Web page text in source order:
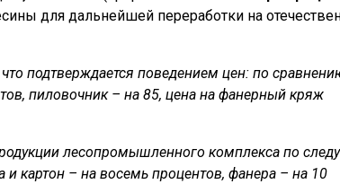
для дальнейшей переработки на
подтверждается поведением цен: по
пиловочник – на 85, цена на фанерный кряж
лесопромышленного комплекса по
картон – на восемь процентов, фанера – на 10